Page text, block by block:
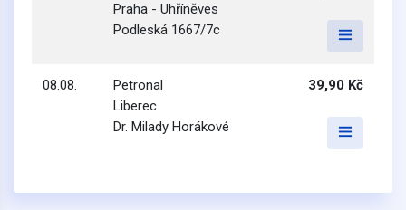
Praha - Uhříněves
Podleská 1667/7c
08.08.
Petronal
Liberec
Dr. Milady Horákové
39,90 Kč